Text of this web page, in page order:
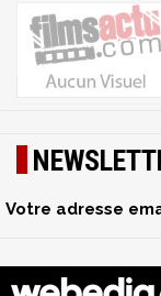
Votre adresse